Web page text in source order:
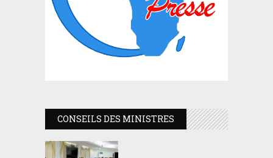
CONSEILS DES MINISTRES